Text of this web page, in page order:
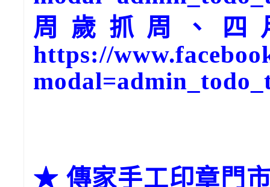
周歲抓周、四
https://
★ 傳家手工印章門